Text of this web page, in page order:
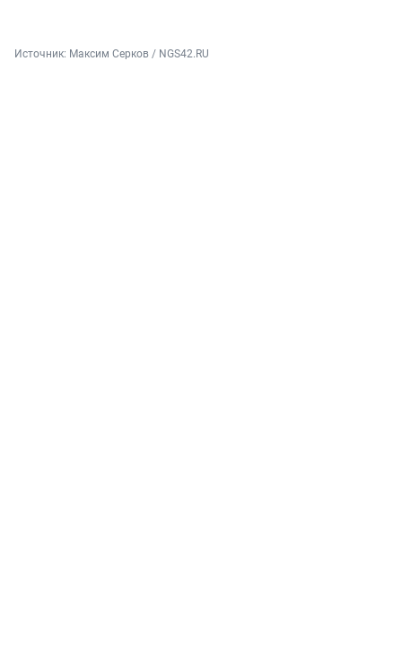
Источник: Максим Серков / NGS42.RU